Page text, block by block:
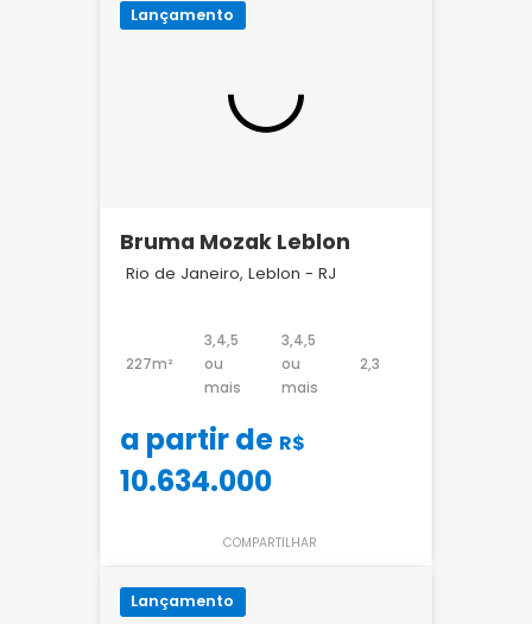
Lançamento
Bruma Mozak Leblon
Rio de Janeiro, Leblon - RJ
227m²
3,4,5
ou
mais
3,4,5
ou
mais
2,3
a partir de R$
10.634.000
COMPARTILHAR
Lançamento